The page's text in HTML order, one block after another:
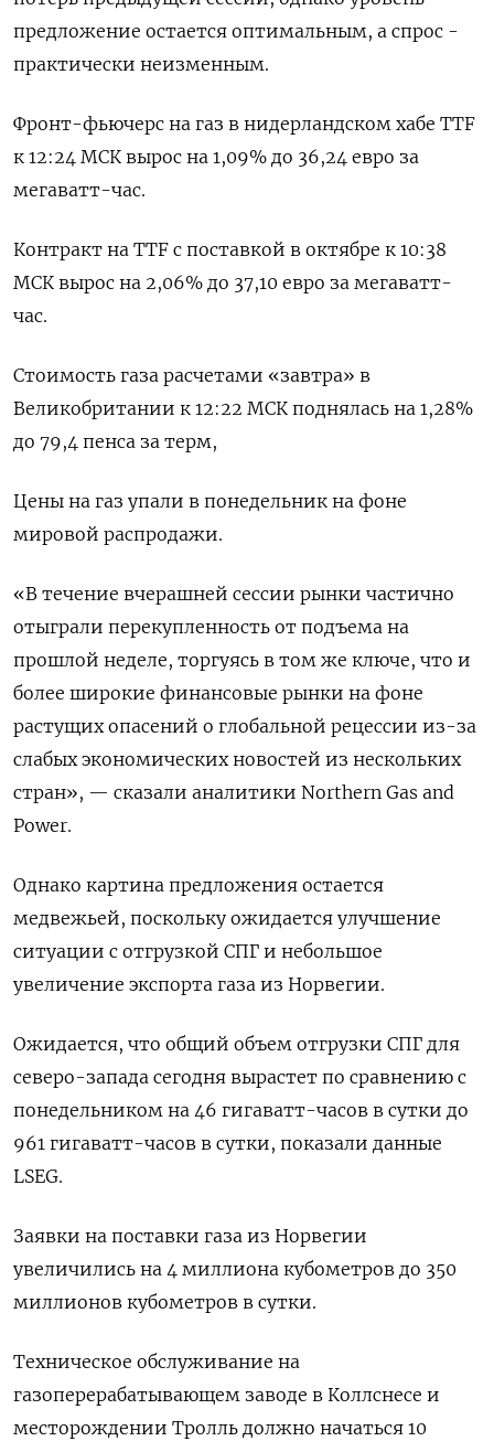
предложение остается оптимальным, а спрос -
практически неизменным.
Фронт-фьючерс на газ в нидерландском хабе TTF
к 12:24 МСК вырос на 1,09% до 36,24 евро за
мегаватт-час.
Контракт на TTF с поставкой в октябре к 10:38
МСК вырос на 2,06% до 37,10 евро за мегаватт-
час.
Стоимость газа расчетами «завтра» в
Великобритании к 12:22 МСК поднялась на 1,28%
до 79,4 пенса за терм,
Цены на газ упали в понедельник на фоне
мировой распродажи.
«В течение вчерашней сессии рынки частично
отыграли перекупленность от подъема на
прошлой неделе, торгуясь в том же ключе, что и
более широкие финансовые рынки на фоне
растущих опасений о глобальной рецессии из-за
слабых экономических новостей из нескольких
стран», — сказали аналитики Northern Gas and
Power.
Однако картина предложения остается
медвежьей, поскольку ожидается улучшение
ситуации с отгрузкой СПГ и небольшое
увеличение экспорта газа из Норвегии.
Ожидается, что общий объем отгрузки СПГ для
северо-запада сегодня вырастет по сравнению с
понедельником на 46 гигаватт-часов в сутки до
961 гигаватт-часов в сутки, показали данные
LSEG.
Заявки на поставки газа из Норвегии
увеличились на 4 миллиона кубометров до 350
миллионов кубометров в сутки.
Техническое обслуживание на
газоперерабатывающем заводе в Коллснесе и
месторождении Тролль должно начаться 10